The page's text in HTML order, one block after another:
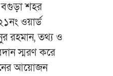
বগুড়া শহর
ওয়ার্ড
রহমান, তথ্য ও
স্মরণ করে
আয়োজন